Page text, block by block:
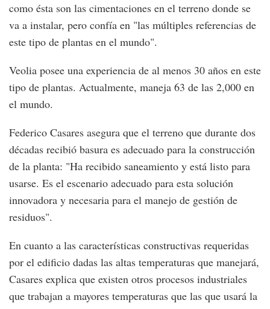
como ésta son las cimentaciones en el terreno donde se
va a instalar, pero confía en "las múltiples referencias de
este tipo de plantas en el mundo".
Veolia posee una experiencia de al menos 30 años en este
tipo de plantas. Actualmente, maneja 63 de las 2,000 en
el mundo.
Federico Casares asegura que el terreno que durante dos
décadas recibió basura es adecuado para la construcción
de la planta: "Ha recibido saneamiento y está listo para
usarse. Es el escenario adecuado para esta solución
innovadora y necesaria para el manejo de gestión de
residuos".
En cuanto a las características constructivas requeridas
por el edificio dadas las altas temperaturas que manejará,
Casares explica que existen otros procesos industriales
que trabajan a mayores temperaturas que las que usará la